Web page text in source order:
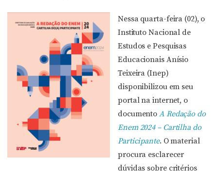
Nessa quarta-feira (02), o
Instituto Nacional de
Estudos e Pesquisas
Educacionais Anísio
Teixeira (Inep)
disponibilizou em seu
portal na internet, o
documento A Redação do
Enem 2024 – Cartilha do
Participante. O material
procura esclarecer
dúvidas sobre critérios